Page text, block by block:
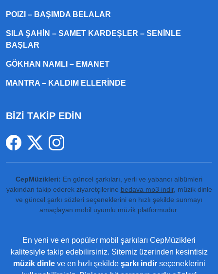
POIZI – BAŞIMDA BELALAR
SILA ŞAHIN – SAMET KARDEŞLER – SENINLE
BAŞLAR
GÖKHAN NAMLI – EMANET
MANTRA – KALDIM ELLERINDE
BİZİ TAKİP EDİN
CepMüzikleri: En güncel şarkıları, yerli ve yabancı albümleri
yakından takip ederek ziyaretçilerine bedava mp3 indir, müzik dinle
ve güncel şarkı sözleri seçeneklerini en hızlı şekilde sunmayı
amaçlayan mobil uyumlu müzik platformudur.
En yeni ve en popüler mobil şarkıları CepMüzikleri
kalitesiyle takip edebilirsiniz. Sitemiz üzerinden kesintisiz
müzik dinleve en hızlı şekilde şarkı indirseçeneklerini